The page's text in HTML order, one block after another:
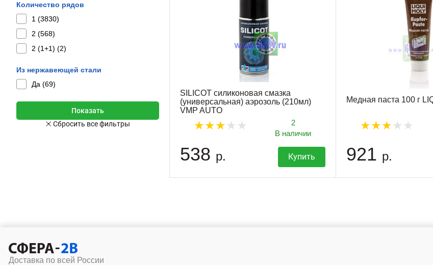
Количество рядов
1 (3830)
2 (568)
2 (1+1) (2)
Из нержавеющей стали
Да (69)
SILICOT силиконовая смазка
(универсальная) аэрозоль (210мл)
VMP AUTO
2
В наличии
538 р. Купить
Медная паста 100 г
921 р.
Доставка по всей России